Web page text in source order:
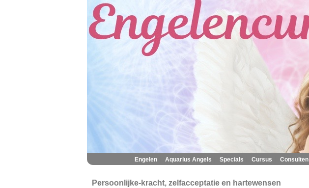
Engelen Aquarius Angels Specials Cursus Consulten
Persoonlijke-kracht, zelfacceptatie en hartewensen